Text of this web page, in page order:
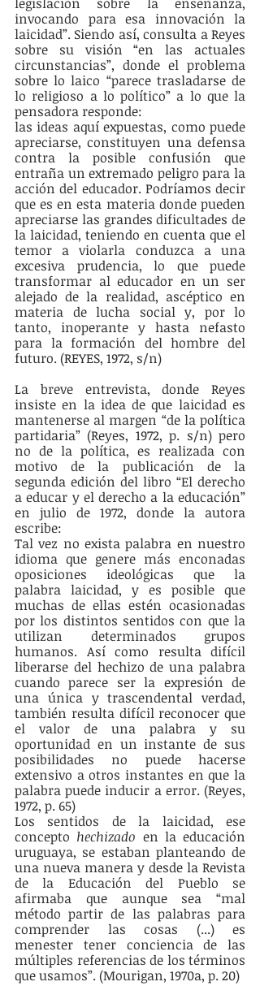
invocando para esa innovación la
laicidad”. Siendo así, consulta a Reyes
sobre su visión “en las actuales
circunstancias”, donde el problema
sobre lo laico “parece trasladarse de
lo religioso a lo político” a lo que la
pensadora responde:
las ideas aquí expuestas, como puede
apreciarse, constituyen una defensa
contra la posible confusión que
entraña un extremado peligro para la
acción del educador. Podríamos decir
que es en esta materia donde pueden
apreciarse las grandes dificultades de
la laicidad, teniendo en cuenta que el
temor a violarla conduzca a una
excesiva prudencia, lo que puede
transformar al educador en un ser
alejado de la realidad, ascéptico en
materia de lucha social y, por lo
tanto, inoperante y hasta nefasto
para la formación del hombre del
futuro. (REYES, 1972, s/n)
La breve entrevista, donde Reyes
insiste en la idea de que laicidad es
mantenerse al margen “de la política
partidaria” (Reyes, 1972, p. s/n) pero
no de la política, es realizada con
motivo de la publicación de la
segunda edición del libro “El derecho
a educar y el derecho a la educación”
en julio de 1972, donde la autora
escribe:
Tal vez no exista palabra en nuestro
idioma que genere más enconadas
oposiciones ideológicas que la
palabra laicidad, y es posible que
muchas de ellas estén ocasionadas
por los distintos sentidos con que la
utilizan determinados grupos
humanos. Así como resulta difícil
liberarse del hechizo de una palabra
cuando parece ser la expresión de
una única y trascendental verdad,
también resulta difícil reconocer que
el valor de una palabra y su
oportunidad en un instante de sus
posibilidades no puede hacerse
extensivo a otros instantes en que la
palabra puede inducir a error. (Reyes,
1972, p. 65)
Los sentidos de la laicidad, ese
concepto hechizado en la educación
uruguaya, se estaban planteando de
una nueva manera y desde la Revista
de la Educación del Pueblo se
afirmaba que aunque sea “mal
método partir de las palabras para
comprender las cosas (...) es
menester tener conciencia de las
múltiples referencias de los términos
que usamos”. (Mourigan, 1970a, p. 20)